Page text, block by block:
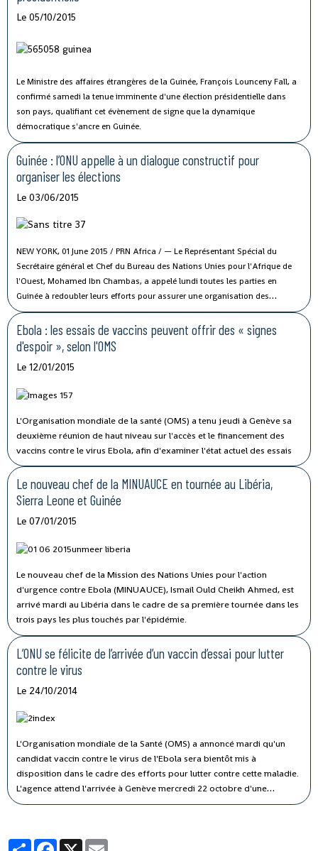
Le 05/10/2015
Le Ministre des affaires étrangères de la Guinée, François Lounceny Fall, a
confirmé samedi la tenue imminente d'une élection présidentielle dans
son pays, qualifiant cet évènement de signe que la dynamique
démocratique s'ancre en Guinée.
Guinée : l’ONU appelle à un dialogue constructif pour
organiser les élections
Le 03/06/2015
NEW YORK, 01 June 2015 / PRN Africa / — Le Représentant Spécial du
Secrétaire général et Chef du Bureau des Nations Unies pour l'Afrique de
l'Ouest, Mohamed Ibn Chambas, a appelé lundi toutes les parties en
Guinée à redoubler leurs efforts pour assurer une organisation des
élections qui sauvegardera la paix et consolidera le processus
démocratique.
Ebola : les essais de vaccins peuvent offrir des « signes
d'espoir », selon l'OMS
Le 12/01/2015
L'Organisation mondiale de la santé (OMS) a tenu jeudi à Genève sa
deuxième réunion de haut niveau sur l'accès et le financement des
vaccins contre le virus Ebola, afin d'examiner l'état actuel des essais
cliniques et tests d'efficacité.
Le nouveau chef de la MINUAUCE en tournée au Libéria,
Sierra Leone et Guinée
Le 07/01/2015
Le nouveau chef de la Mission des Nations Unies pour l'action
d'urgence contre Ebola (MINUAUCE), Ismail Ould Cheikh Ahmed, est
arrivé mardi au Libéria dans le cadre de sa première tournée dans les
trois pays les plus touchés par l'épidémie.
L’ONU se félicite de l’arrivée d’un vaccin d’essai pour lutter
contre le virus
Le 24/10/2014
L'Organisation mondiale de la Santé (OMS) a annoncé mardi qu'un
candidat vaccin contre le virus de l'Ebola sera bientôt mis à
disposition dans le cadre des efforts pour lutter contre cette maladie.
L'agence attend l'arrivée à Genève mercredi 22 octobre d'une
livraison de ce vaccin de provenance du Canada.
PartagerFacebook
X